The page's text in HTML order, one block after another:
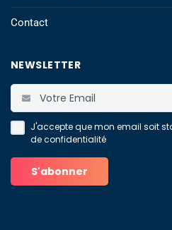
Contact
NEWSLETTER
J'accepte que mon email soit
de confidentialité